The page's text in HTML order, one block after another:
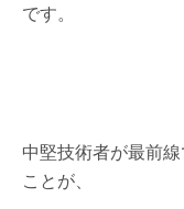
です。
中堅技術者が最前
ことが、